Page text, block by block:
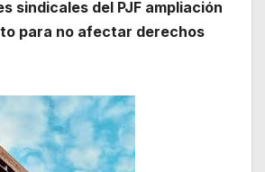
sindicales del PJF ampliación
para no afectar derechos